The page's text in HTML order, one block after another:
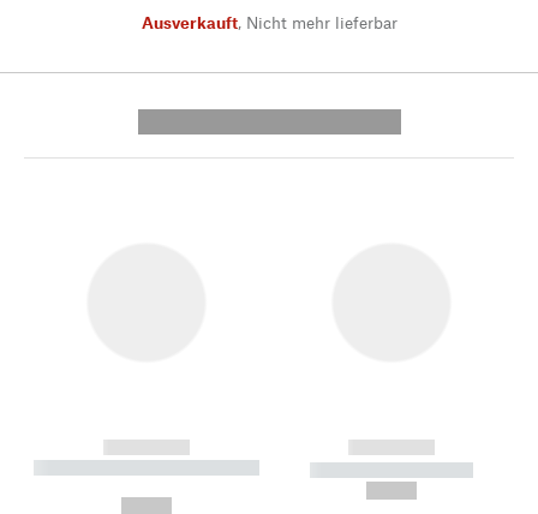
Ausverkauft, Nicht mehr lieferbar
------------
----------- ----------- --------
------------
----------- -----------